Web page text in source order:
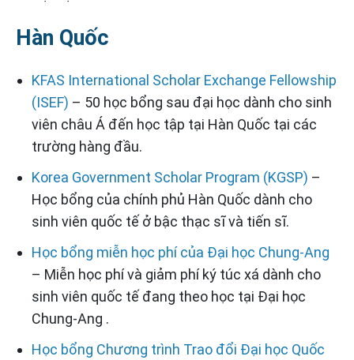
Hàn Quốc
KFAS International Scholar Exchange Fellowship
(ISEF) – 50 học bổng sau đại học dành cho sinh
viên châu Á đến học tập tại Hàn Quốc tại các
trường hàng đầu.
Korea Government Scholar Program (KGSP) –
Học bổng của chính phủ Hàn Quốc dành cho
sinh viên quốc tế ở bậc thạc sĩ và tiến sĩ.
Học bổng miễn học phí của Đại học Chung-Ang
– Miễn học phí và giảm phí ký túc xá dành cho
sinh viên quốc tế đang theo học tại Đại học
Chung-Ang .
Học bổng Chương trình Trao đổi Đại học Quốc